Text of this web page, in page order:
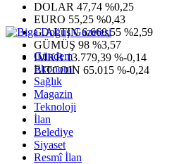
DOLAR 47,74 %0,25
EURO 55,25 %0,43
G.ALTIN6.660,55 %2,59
GÜMÜŞ 98 %3,57
IMKB13.779,39 %-0,14
BITCOIN 65.015 %-0,24
Gündem
Ekonomi
Sağlık
Magazin
Teknoloji
İlan
Belediye
Siyaset
Resmî İlan